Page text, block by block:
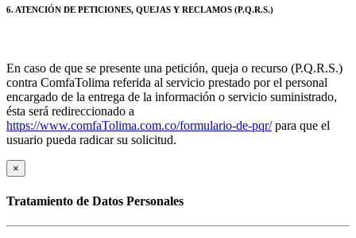
6. ATENCIÓN DE PETICIONES, QUEJAS Y RECLAMOS (P.Q.R.S.)
En caso de que se presente una petición, queja o recurso (P.Q.R.S.)
contra ComfaTolima referida al servicio prestado por el personal
encargado de la entrega de la información o servicio suministrado,
ésta será redireccionado a
https://www.comfaTolima.com.co/formulario-de-pqr/para que el
usuario pueda radicar su solicitud.
×
Tratamiento de Datos Personales